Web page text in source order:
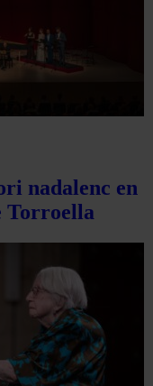
nadalenc en
Torroella